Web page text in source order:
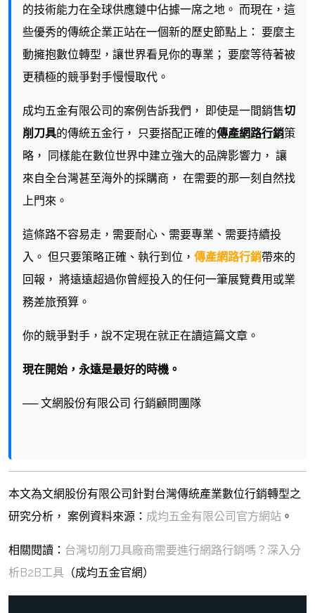
的技術能力在全球供應鏈中佔據一席之地。 而現在，這
些優秀的傳統企業正站在一個新的歷史節點上： 要麼主
動擁抱數位轉型，讓世界看見你的專業； 要麼等待著被
更積極的競爭對手慢慢取代。
成均五金有限公司的案例告訴我們， 即使是一間銷售切
削刀具的傳統五金行， 只要搭配正確的傳產網路行銷策
略， 同樣能在數位世界中建立強大的品牌影響力， 讓
來自全台灣甚至海外的採購商， 在需要的那一刻自然找
上門來。
這條路不容易走，需要耐心、需要專業、需要持續投
入。 但只要策略正確、執行到位， 傳產網路行銷帶來的
回報， 將遠遠超過你曾經投入的任何一筆展覽費用或業
務差旅預算。
你的競爭對手，說不定現在就正在讀這篇文章。
現在開始，永遠是最好的時機。
── 文網股份有限公司 行銷顧問團隊
本文為文網股份有限公司針對台灣傳統產業數位行銷轉型之
研究分析， 案例資料來源： 成均五金有限公司官方網站 。
相關閱讀： 台灣切削刀具廠商需要進行網路行銷嗎？深入分
析B2B工具 （成均五金官網）